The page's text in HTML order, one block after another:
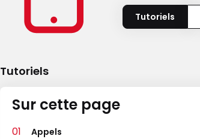
Tutoriels
Tutoriels
Sur cette page
Appels